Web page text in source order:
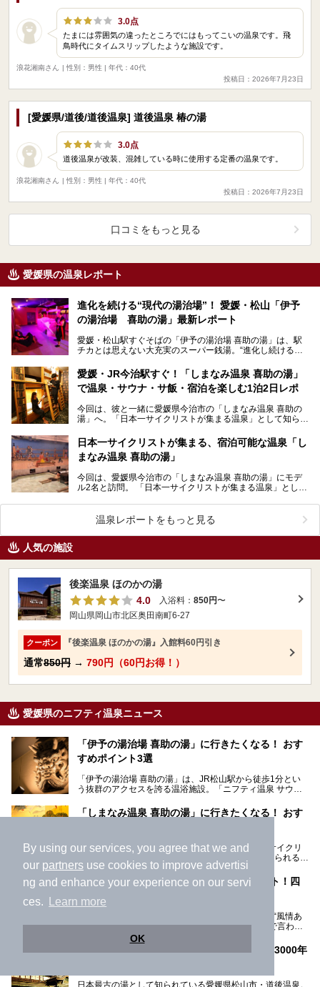
By using our services, you agree that we and
our partners use cookies to improve advertisi
ng and enhance your experience on our servi
ces.
Learn more
OK
3.0点
たまには雰囲気の違ったところでにはもってこいの温泉です。飛
鳥時代にタイムスリップしたような施設です。
浪花湘南さん
| 性別：男性 | 年代：40代
投稿日：2026年7月23日
[愛媛県/道後/道後温泉] 道後温泉 椿の湯
3.0点
道後温泉が改装、混雑している時に使用する定番の温泉です。
浪花湘南さん
| 性別：男性 | 年代：40代
投稿日：2026年7月23日
口コミをもっと見る
愛媛県の温泉レポート
進化を続ける“現代の湯治場”！ 愛媛・松山「伊予
の湯治場 喜助の湯」最新レポート
愛媛・松山駅すぐそばの「伊予の湯治場 喜助の湯」は、駅
チカとは思えない大充実のスーパー銭湯。“進化し続ける温
愛媛・JR今治駅すぐ！「しまなみ温泉 喜助の湯」
で温泉・サウナ・サ飯・宿泊を楽しむ1泊2日レポ
今回は、彼と一緒に愛媛県今治市の「しまなみ温泉 喜助の
湯」へ。「日本一サイクリストが集まる温泉」として知られ
日本一サイクリストが集まる、宿泊可能な温泉「し
まなみ温泉 喜助の湯」
今回は、愛媛県今治市の「しまなみ温泉 喜助の湯」にモデ
ル2名と訪問。 「日本一サイクリストが集まる温泉」として
温泉レポートをもっと見る
人気の施設
後楽温泉 ほのかの湯
4.0
入浴料： 850円〜
岡山県岡山市北区奥田南町6-27
クーポン 『後楽温泉 ほのかの湯』入館料60円引き
通常850円 → 790円（60円お得！）
愛媛県のニフティ温泉ニュース
「伊予の湯治場 喜助の湯」に行きたくなる！ おす
すめポイント3選
「伊予の湯治場 喜助の湯」は、JR松山駅から徒歩1分とい
う抜群のアクセスを誇る温浴施設。「ニフティ温泉 サウナ
ナーが訪れる人気スポットです。天然温泉・サウナ・岩盤
浴・食事・宿泊まで“癒しのすべて”がそろう人気施設の中で
「しまなみ温泉 喜助の湯」に行きたくなる！ おす
愛媛・今治にある「しまなみ温泉 喜助の湯」は、サイクリ
ストの聖地・しまなみ海道の今治側の拠点として知られる人
気の温泉施設。「日本一サイクリストが集まる温泉」とも呼
ばれていて、自転車ロッカーや工具、給水サービスなど、旅
人に嬉しい工夫がたっぷり。お風呂は内湯から半露天、サウ
ナまで種類豊富で広々空間。泉質も温度もバリエーション豊
かで、湯めぐり感覚で楽しめちゃいます。
今回は人気のこの施設の中でも、特におすすめしたい3つの
ポイントについて厳選してお届けします。読めばきっと、行
奥道後温泉「奥道後 壱湯の守」宿泊レポート！四
奥道後温泉「奥道後 壱湯の守」(愛媛県松山市)は、“風情あ
ふれる奥道後に随一の名湯・美人の湯あり”、とまで言われ
る四国屈指の名湯です。最も有名なのが、西日本最大級の大
露天風呂。日々の生活から隔離された非日常感を味わえま
す。
日帰り入浴も可能ですが、宿泊してじっくり楽しむのがベス
愛媛県「道後温泉本館」7月11日営業再開！3000年
日本最古の湯として知られている愛媛県松山市・道後温泉。